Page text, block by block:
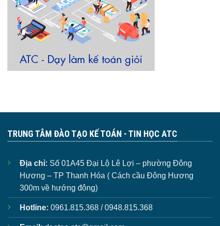
TRUNG TÂM ĐÀO TẠO KẾ TOÁN - TIN HỌC ATC
Địa chỉ: Số 01A45 Đại Lộ Lê Lợi – phường Đông
Hương – TP Thanh Hóa ( Cách cầu Đông Hương
300m về hướng đông)
Hotline: 0961.815.368 / 0948.815.368